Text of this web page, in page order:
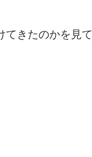
てきたのかを見て